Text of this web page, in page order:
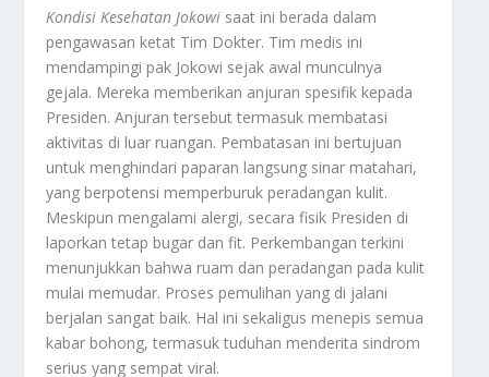
Kondisi Kesehatan Jokowi saat ini berada dalam
pengawasan ketat Tim Dokter. Tim medis ini
mendampingi pak Jokowi sejak awal munculnya
gejala. Mereka memberikan anjuran spesifik kepada
Presiden. Anjuran tersebut termasuk membatasi
aktivitas di luar ruangan. Pembatasan ini bertujuan
untuk menghindari paparan langsung sinar matahari,
yang berpotensi memperburuk peradangan kulit.
Meskipun mengalami alergi, secara fisik Presiden di
laporkan tetap bugar dan fit. Perkembangan terkini
menunjukkan bahwa ruam dan peradangan pada kulit
mulai memudar. Proses pemulihan yang di jalani
berjalan sangat baik. Hal ini sekaligus menepis semua
kabar bohong, termasuk tuduhan menderita sindrom
serius yang sempat viral.